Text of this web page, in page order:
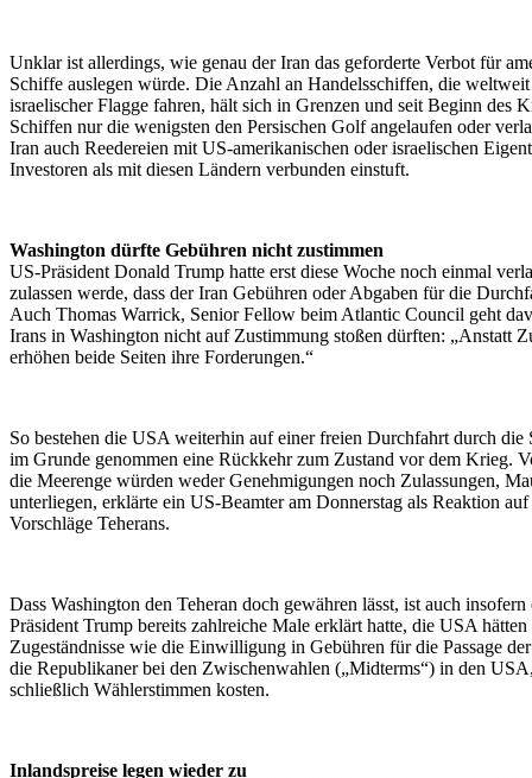
Unklar ist allerdings, wie genau der Iran das geforderte Verbot für
Schiffe auslegen würde. Die Anzahl an Handelsschiffen, die
israelischer Flagge fahren, hält sich in Grenzen und seit Beginn des
Schiffen nur die wenigsten den Persischen Golf angelaufen oder
Iran auch Reedereien mit US-amerikanischen oder israelischen
Investoren als mit diesen Ländern verbunden einstuft.
Washington dürfte Gebühren nicht zustimmen
US-Präsident Donald Trump hatte erst diese Woche noch einmal
zulassen werde, dass der Iran Gebühren oder Abgaben für die
Auch Thomas Warrick, Senior Fellow beim Atlantic Council geht
Irans in Washington nicht auf Zustimmung stoßen dürften: „Anstatt
erhöhen beide Seiten ihre Forderungen.“
So bestehen die USA weiterhin auf einer freien Durchfahrt durch
im Grunde genommen eine Rückkehr zum Zustand vor dem Krieg.
die Meerenge würden weder Genehmigungen noch Zulassungen,
unterliegen, erklärte ein US-Beamter am Donnerstag als Reaktion
Vorschläge Teherans.
Dass Washington den Teheran doch gewähren lässt, ist auch
Präsident Trump bereits zahlreiche Male erklärt hatte, die USA
Zugeständnisse wie die Einwilligung in Gebühren für die Passage
die Republikaner bei den Zwischenwahlen („Midterms“) in den
schließlich Wählerstimmen kosten.
Inlandspreise legen wieder zu